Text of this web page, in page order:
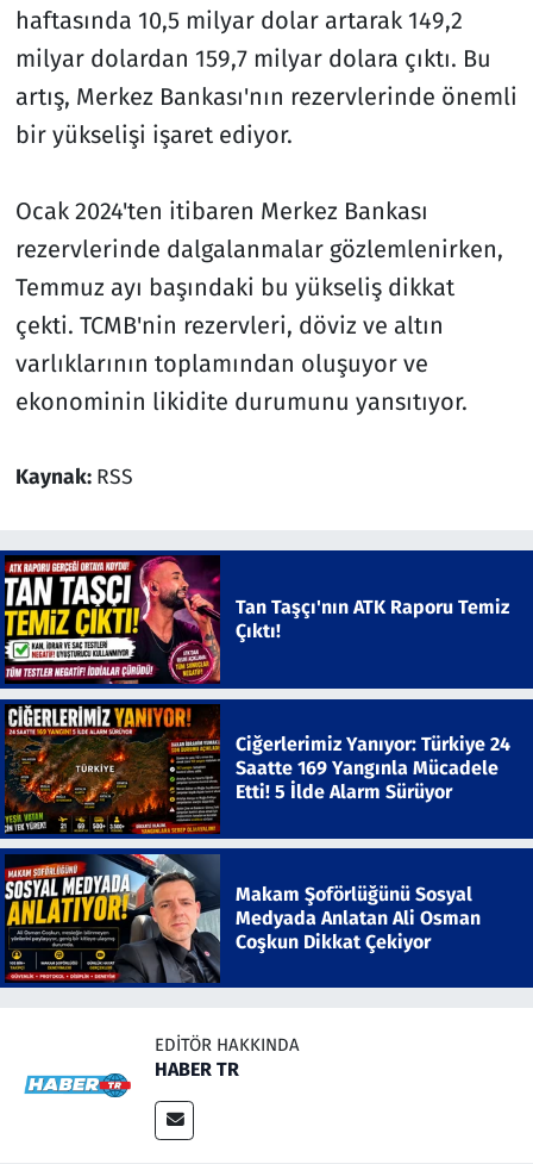
haftasında 10,5 milyar dolar artarak 149,2
milyar dolardan 159,7 milyar dolara çıktı. Bu
artış, Merkez Bankası'nın rezervlerinde önemli
bir yükselişi işaret ediyor.
Ocak 2024'ten itibaren Merkez Bankası
rezervlerinde dalgalanmalar gözlemlenirken,
Temmuz ayı başındaki bu yükseliş dikkat
çekti. TCMB'nin rezervleri, döviz ve altın
varlıklarının toplamından oluşuyor ve
ekonominin likidite durumunu yansıtıyor.
Kaynak: RSS
Tan Taşçı'nın ATK Raporu Temiz
Çıktı!
Ciğerlerimiz Yanıyor: Türkiye 24
Saatte 169 Yangınla Mücadele
Etti! 5 İlde Alarm Sürüyor
Makam Şoförlüğünü Sosyal
Medyada Anlatan Ali Osman
Coşkun Dikkat Çekiyor
EDITÖR HAKKINDA
HABER TR